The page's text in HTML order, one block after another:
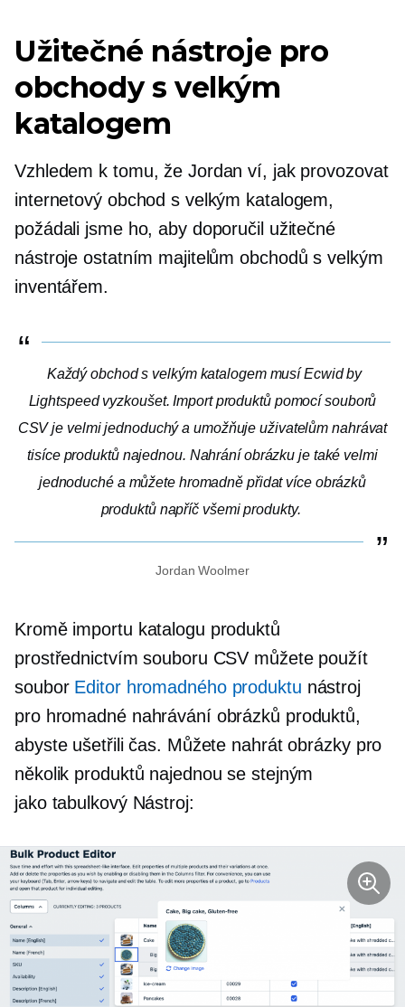
Užitečné nástroje pro
obchody s velkým
katalogem
Vzhledem k tomu, že Jordan ví, jak provozovat
internetový obchod s velkým katalogem,
požádali jsme ho, aby doporučil užitečné
nástroje ostatním majitelům obchodů s velkým
inventářem.
Každý obchod s velkým katalogem musí Ecwid by
Lightspeed vyzkoušet. Import produktů pomocí souborů
CSV je velmi jednoduchý a umožňuje uživatelům nahrávat
tisíce produktů najednou. Nahrání obrázku je také velmi
jednoduché a můžete hromadně přidat více obrázků
produktů napříč všemi produkty.
Jordan Woolmer
Kromě importu katalogu produktů
prostřednictvím souboru CSV můžete použít
soubor Editor hromadného produktu nástroj
pro hromadné nahrávání obrázků produktů,
abyste ušetřili čas. Můžete nahrát obrázky pro
několik produktů najednou se stejným
jako tabulkovýNástroj: